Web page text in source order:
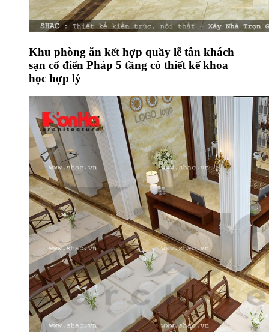
Khu phòng ăn kết hợp quầy lễ tân khách
sạn cổ điển Pháp 5 tầng có thiết kế khoa
học hợp lý